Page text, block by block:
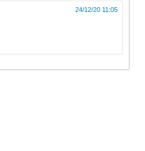
24/12/20 11:05